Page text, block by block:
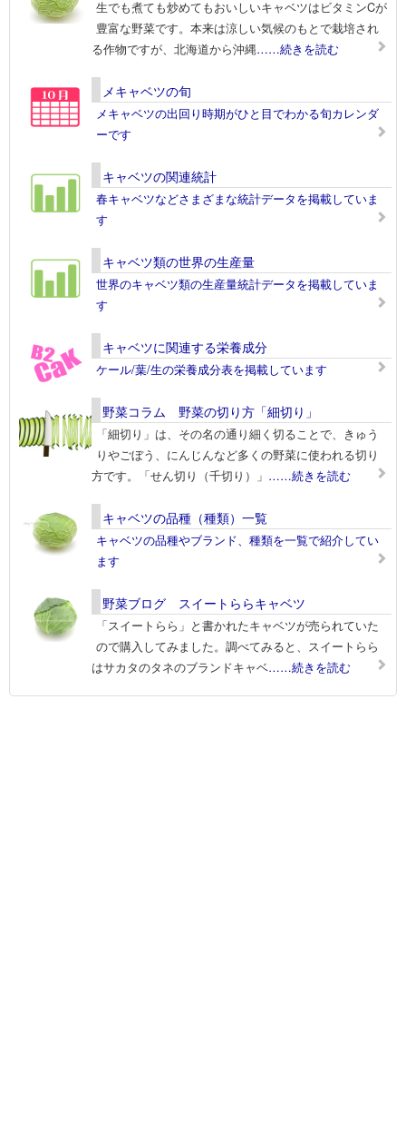
生でも煮ても炒めてもおいしいキャベツはビタミンCが
豊富な野菜です。本来は涼しい気候のもとで栽培され
る作物ですが、北海道から沖縄……続きを読む
メキャベツの旬
メキャベツの出回り時期がひと目でわかる旬カレンダ
ーです
キャベツの関連統計
春キャベツなどさまざまな統計データを掲載していま
す
キャベツ類の世界の生産量
世界のキャベツ類の生産量統計データを掲載していま
す
キャベツに関連する栄養成分
ケール/葉/生の栄養成分表を掲載しています
野菜コラム 野菜の切り方「細切り」
「細切り」は、その名の通り細く切ることで、きゅう
りやごぼう、にんじんなど多くの野菜に使われる切り
方です。「せん切り（千切り）」 ……続きを読む
キャベツの品種（種類）一覧
キャベツの品種やブランド、種類を一覧で紹介してい
ます
野菜ブログ スイートららキャベツ
「スイートらら」と書かれたキャベツが売られていた
ので購入してみました。調べてみると、スイートらら
はサカタのタネのブランドキャベ……続きを読む